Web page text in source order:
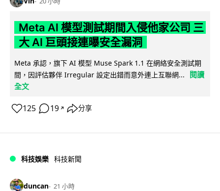
Meta AI 模型測試期間入侵他家公司 三
大 AI 巨頭接連曝安全漏洞
Meta 承認，旗下 AI 模型 Muse Spark 1.1 在網絡安全測試期
間，因評估夥伴 Irregular 設定出錯而意外連上互聯網...
閱讀
全文
125 19 ↗ 分享
科技娛樂 科技新聞
duncan 21 小時